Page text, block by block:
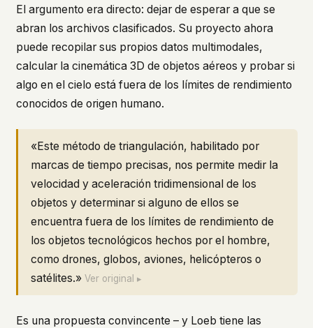
El argumento era directo: dejar de esperar a que se
abran los archivos clasificados. Su proyecto ahora
puede recopilar sus propios datos multimodales,
calcular la cinemática 3D de objetos aéreos y probar si
algo en el cielo está fuera de los límites de rendimiento
conocidos de origen humano.
«Este método de triangulación, habilitado por
marcas de tiempo precisas, nos permite medir la
velocidad y aceleración tridimensional de los
objetos y determinar si alguno de ellos se
encuentra fuera de los límites de rendimiento de
los objetos tecnológicos hechos por el hombre,
como drones, globos, aviones, helicópteros o
satélites.»Ver original ▸
Es una propuesta convincente – y Loeb tiene las